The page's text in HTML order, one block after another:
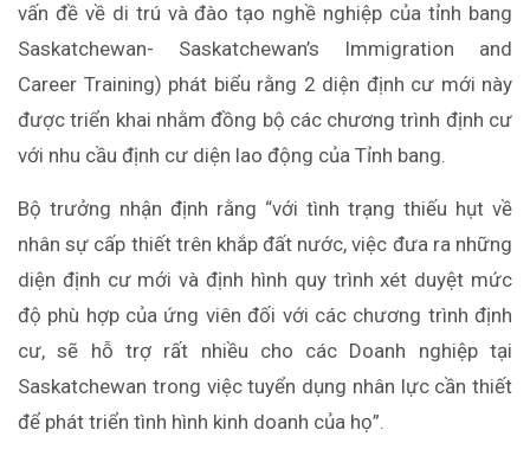
vấn đề về di trú và đào tạo nghề nghiệp của tỉnh bang
Saskatchewan- Saskatchewan’s Immigration and
Career Training) phát biểu rằng 2 diện định cư mới này
được triển khai nhằm đồng bộ các chương trình định cư
với nhu cầu định cư diện lao động của Tỉnh bang.
Bộ trưởng nhận định rằng “với tình trạng thiếu hụt về
nhân sự cấp thiết trên khắp đất nước, việc đưa ra những
diện định cư mới và định hình quy trình xét duyệt mức
độ phù hợp của ứng viên đối với các chương trình định
cư, sẽ hỗ trợ rất nhiều cho các Doanh nghiệp tại
Saskatchewan trong việc tuyển dụng nhân lực cần thiết
để phát triển tình hình kinh doanh của họ”.